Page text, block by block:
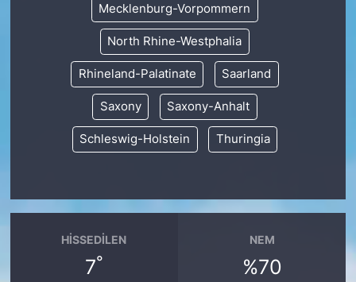
Mecklenburg-Vorpommern
North Rhine-Westphalia
Rhineland-Palatinate Saarland
Saxony Saxony-Anhalt
Schleswig-Holstein Thuringia
HISSEDILEN
7°
NEM
%70